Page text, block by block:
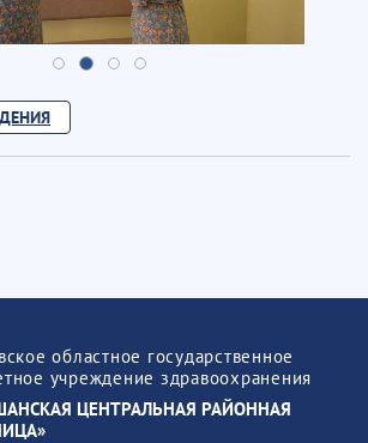
областное государственное
учреждение здравоохранения
ЦЕНТРАЛЬНАЯ РАЙОННАЯ